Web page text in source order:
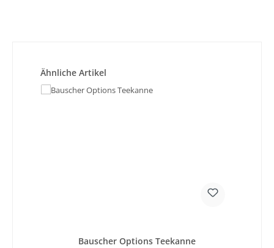
Produktgalerie überspringen
Ähnliche Artikel
Bauscher Options Teekanne